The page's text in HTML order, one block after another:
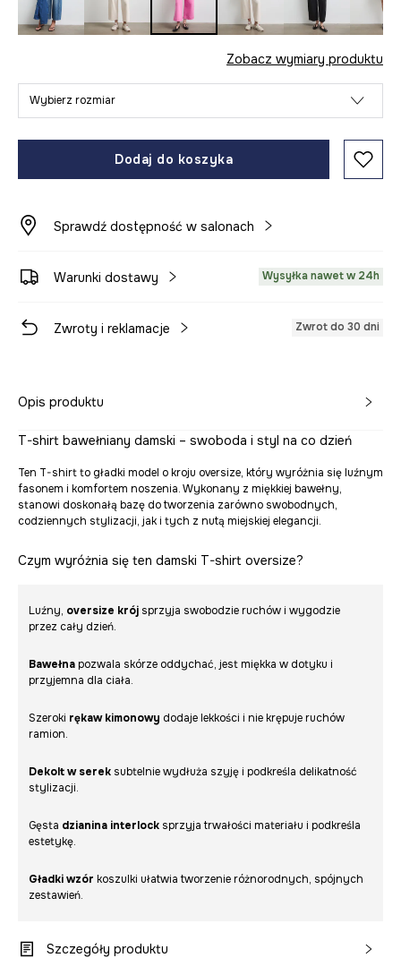
Zobacz wymiary produktu
Wybierz rozmiar
Dodaj do koszyka
Sprawdź dostępność w salonach
Warunki dostawy Wysyłka nawet w 24h
Zwroty i reklamacje Zwrot do 30 dni
Opis produktu
T-shirt bawełniany damski – swoboda i styl na co dzień
Ten T-shirt to gładki model o kroju oversize, który wyróżnia się luźnym
fasonem i komfortem noszenia. Wykonany z miękkiej bawełny,
stanowi doskonałą bazę do tworzenia zarówno swobodnych,
codziennych stylizacji, jak i tych z nutą miejskiej elegancji.
Czym wyróżnia się ten damski T-shirt oversize?
Luźny, oversize krój sprzyja swobodzie ruchów i wygodzie
przez cały dzień.
Bawełna pozwala skórze oddychać, jest miękka w dotyku i
przyjemna dla ciała.
Szeroki rękaw kimonowy dodaje lekkości i nie krępuje ruchów
ramion.
Dekolt w serek subtelnie wydłuża szyję i podkreśla delikatność
stylizacji.
Gęsta dzianina interlock sprzyja trwałości materiału i podkreśla
estetykę.
Gładki wzór koszulki ułatwia tworzenie różnorodnych, spójnych
zestawień.
Szczegóły produktu